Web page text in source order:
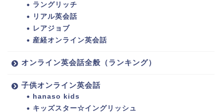
ラングリッチ
リアル英会話
レアジョブ
産経オンライン英会話
オンライン英会話全般（ランキング）
子供オンライン英会話
hanaso kids
キッズスター☆イングリッシュ